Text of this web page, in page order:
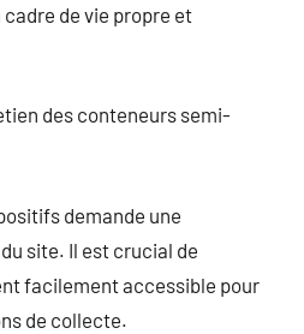
de vie propre et
des conteneurs semi-
demande une
site. Il est crucial de
facilement accessible pour
de collecte.